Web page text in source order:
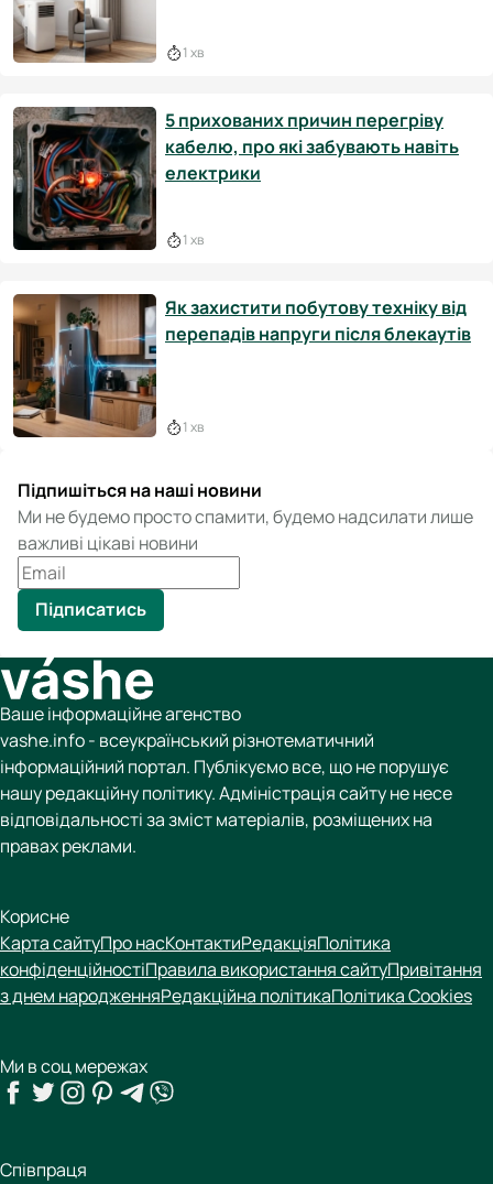
1 хв
5 прихованих причин перегріву
кабелю, про які забувають навіть
електрики
1 хв
Як захистити побутову техніку від
перепадів напруги після блекаутів
1 хв
Підпишіться на наші новини
Ми не будемо просто спамити, будемо надсилати лише
важливі цікаві новини
Підписатись
Ваше інформаційне агенство
vashe.info - всеукраїнський різнотематичний
інформаційний портал. Публікуємо все, що не порушує
нашу редакційну політику. Адміністрація сайту не несе
відповідальності за зміст матеріалів, розміщених на
правах реклами.
Корисне
Карта сайтуПро насКонтактиРедакціяПолітика
конфіденційностіПравила використання сайтуПривітання
з днем народженняРедакційна політикаПолітика Cookies
Ми в соц мережах
Співпраця